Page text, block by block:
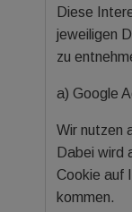
Diese
jeweiligen
zu
a) Google
Wir nutzen
Dabei wird
Cookie auf
kommen.